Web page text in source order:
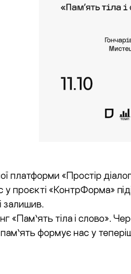
платформи «Простір
проєкті «КонтрФорма»
залишив.
«Пам’ять тіла і слово».
формує нас у